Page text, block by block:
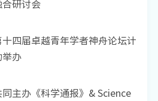
研讨会
四届卓越青年学者神舟论坛计
办
主办《科学通报》& Science